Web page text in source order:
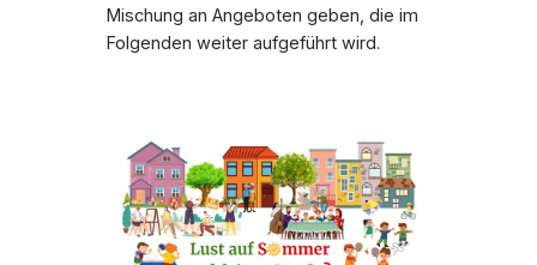
Mischung an Angeboten geben, die im
Folgenden weiter aufgeführt wird.